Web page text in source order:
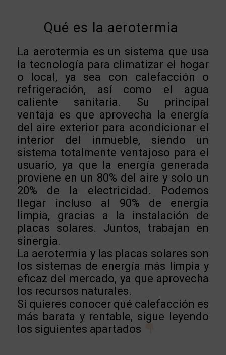
Qué es la aerotermia
La aerotermia es un sistema que usa
la tecnología para climatizar el hogar
o local, ya sea con calefacción o
refrigeración, así como el agua
caliente sanitaria. Su principal
ventaja es que aprovecha la energía
del aire exterior para acondicionar el
interior del inmueble, siendo un
sistema totalmente ventajoso para el
usuario, ya que la energía generada
proviene en un 80% del aire y solo un
20% de la electricidad. Podemos
llegar incluso al 90% de energía
limpia, gracias a la instalación de
placas solares. Juntos, trabajan en
sinergia.
La aerotermia y las placas solares son
los sistemas de energía más limpia y
eficaz del mercado, ya que aprovecha
los recursos naturales.
Si quieres conocer qué calefacción es
más barata y rentable, sigue leyendo
los siguientes apartados